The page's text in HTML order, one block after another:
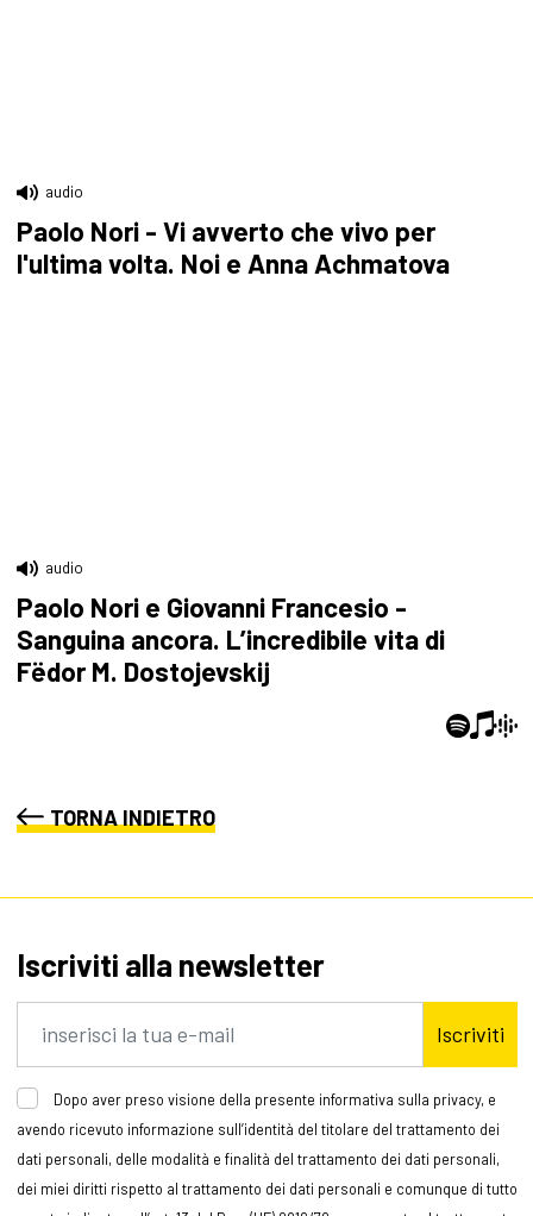
audio
Paolo Nori - Vi avverto che vivo per
l'ultima volta. Noi e Anna Achmatova
audio
Paolo Nori e Giovanni Francesio -
Sanguina ancora. L’incredibile vita di
Fëdor M. Dostojevskij
TORNA INDIETRO
Iscriviti alla newsletter
Iscriviti
Dopo aver preso visione della presente informativa sulla privacy, e
avendo ricevuto informazione sull’identità del titolare del trattamento dei
dati personali, delle modalità e finalità del trattamento dei dati personali,
dei miei diritti rispetto al trattamento dei dati personali e comunque di tutto